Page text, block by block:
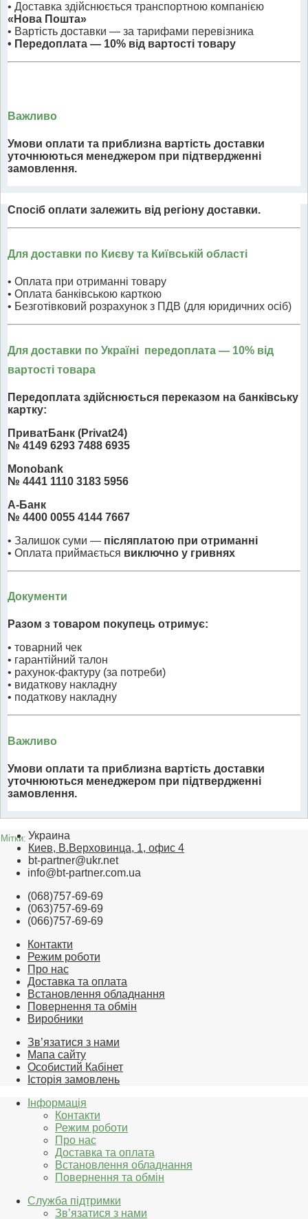
• Доставка здійснюється транспортною компанією
«Нова Пошта»
• Вартість доставки — за тарифами перевізника
• Передоплата — 10% від вартості товару
Важливо
Умови оплати та приблизна вартість доставки
уточнюються менеджером при підтвердженні
замовлення.
Спосіб оплати залежить від регіону доставки.
Для доставки по Києву та Київській області
• Оплата при отриманні товару
• Оплата банківською карткою
• Безготівковий розрахунок з ПДВ (для юридичних осіб)
Для доставки по Україні передоплата — 10% від
вартості товара
Передоплата здійснюється переказом на банківську
картку:
ПриватБанк (Privat24)
№ 4149 6293 7488 6935
Monobank
№ 4441 1110 3183 5956
А-Банк
№ 4400 0055 4144 7667
• Залишок суми — післяплатою при отриманні
• Оплата приймається виключно у гривнях
Документи
Разом з товаром покупець отримує:
• товарний чек
• гарантійний талон
• рахунок-фактуру (за потреби)
• видаткову накладну
• податкову накладну
Важливо
Умови оплати та приблизна вартість доставки
уточнюються менеджером при підтвердженні
замовлення.
Мітки: Украина
Киев, В.Верховинца, 1, офис 4
bt-partner@ukr.net
info@bt-partner.com.ua
(068)757-69-69
(063)757-69-69
(066)757-69-69
Контакти
Режим роботи
Про нас
Доставка та оплата
Встановлення обладнання
Повернення та обмін
Виробники
Зв’язатися з нами
Мапа сайту
Особистий Кабінет
Історія замовлень
Інформація
Контакти
Режим роботи
Про нас
Доставка та оплата
Встановлення обладнання
Повернення та обмін
Служба підтримки
Зв’язатися з нами